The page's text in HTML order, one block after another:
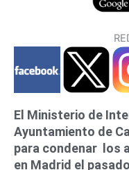
El Ministerio de
Ayuntamiento de
para condenar los
en Madrid el
P
á
g
i
P
á
g
i